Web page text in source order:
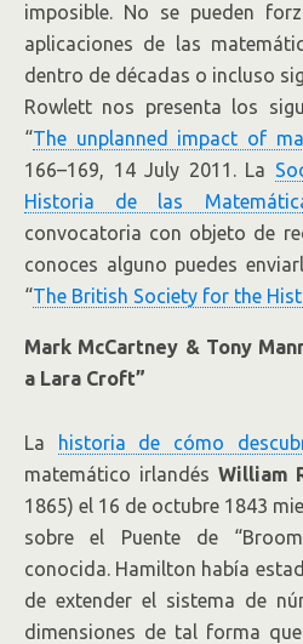
imposible. No se pueden
aplicaciones de las
dentro de décadas o incluso
Rowlett nos presenta los
“The unplanned impact of
166–169, 14 July 2011. La
Historia de las
convocatoria con objeto de
conoces alguno puedes
“The British Society for the
Mark McCartney & Tony
a Lara Croft”
La historia de cómo
matemático irlandés William
1865) el 16 de octubre 1843
sobre el Puente de
conocida. Hamilton había
de extender el sistema de
dimensiones de tal forma